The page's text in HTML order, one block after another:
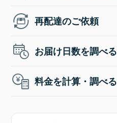
再配達のご依頼
お届け日数を調べる
料金を計算・調べる